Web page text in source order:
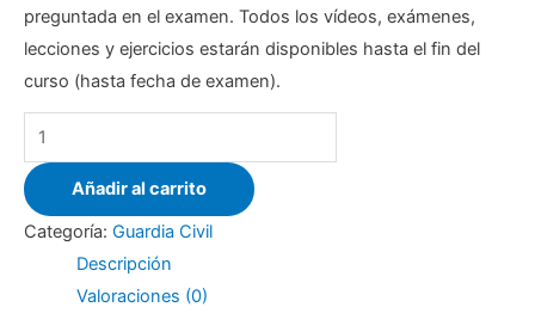
preguntada en el examen. Todos los vídeos, exámenes,
lecciones y ejercicios estarán disponibles hasta el fin del
curso (hasta fecha de examen).
Añadir al carrito
Categoría: Guardia Civil
Descripción
Valoraciones (0)